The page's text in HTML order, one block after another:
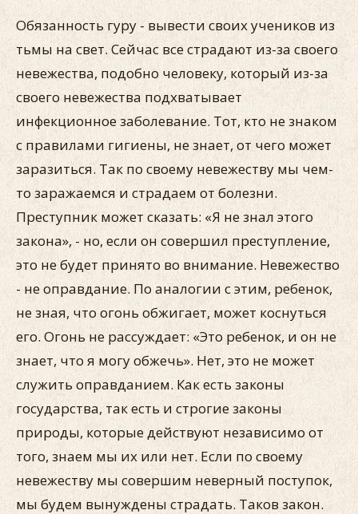
Обязанность гуру - вывести своих учеников из
тьмы на свет. Сейчас все страдают из-за своего
невежества, подобно человеку, который из-за
своего невежества подхватывает
инфекционное заболевание. Тот, кто не знаком
с правилами гигиены, не знает, от чего может
заразиться. Так по своему невежеству мы чем-
то заражаемся и страдаем от болезни.
Преступник может сказать: «Я не знал этого
закона», - но, если он совершил преступление,
это не будет принято во внимание. Невежество
- не оправдание. По аналогии с этим, ребенок,
не зная, что огонь обжигает, может коснуться
его. Огонь не рассуждает: «Это ребенок, и он не
знает, что я могу обжечь». Нет, это не может
служить оправданием. Как есть законы
государства, так есть и строгие законы
природы, которые действуют независимо от
того, знаем мы их или нет. Если по своему
невежеству мы совершим неверный поступок,
мы будем вынуждены страдать. Таков закон.